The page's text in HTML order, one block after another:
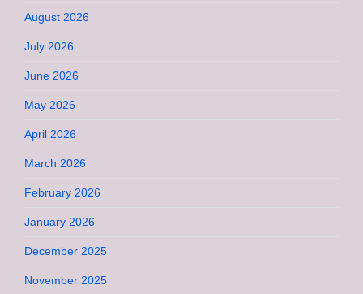
August 2026
July 2026
June 2026
May 2026
April 2026
March 2026
February 2026
January 2026
December 2025
November 2025